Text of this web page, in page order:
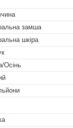
замша
шкіра
Осінь